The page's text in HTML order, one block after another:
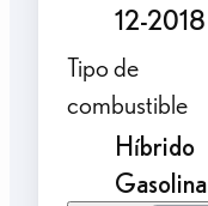
12-2018
Tipo de
combustible
Híbrido
Gasolina